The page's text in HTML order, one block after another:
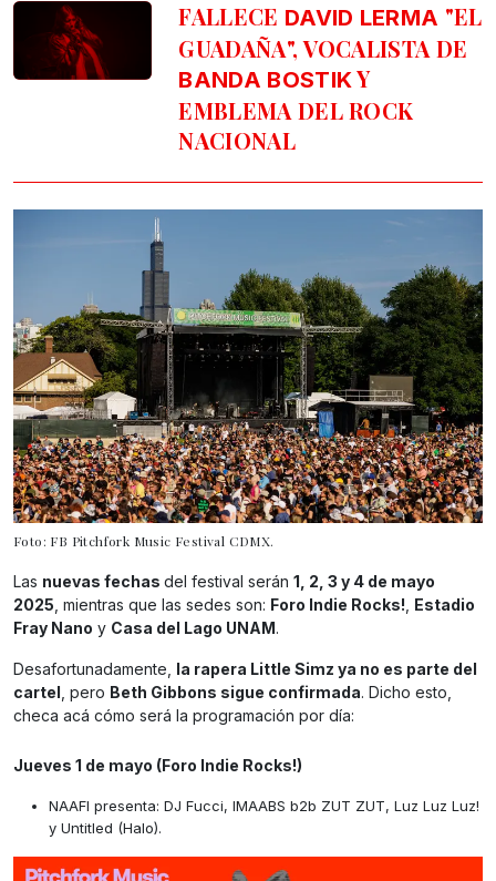
FALLECE DAVID LERMA "EL
GUADAÑA", VOCALISTA DE
BANDA BOSTIKY
EMBLEMA DEL ROCK
NACIONAL
Foto: FB Pitchfork Music Festival CDMX.
Las nuevas fechas del festival serán 1, 2, 3 y 4 de mayo
2025 , mientras que las sedes son: Foro Indie Rocks! Estadio
Fray Nano y Casa del Lago UNAM.
Desafortunadamente, la rapera Little Simz ya no es parte del
cartel , pero Beth Gibbons sigue confirmada. Dicho esto,
checa acá cómo será la programación por día:
Jueves 1 de mayo (Foro Indie Rocks!)
NAAFI presenta: DJ Fucci, IMAABS b2b ZUT ZUT, Luz Luz Luz!
y Untitled (Halo).